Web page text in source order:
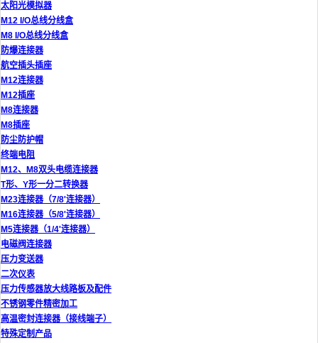
太阳光模拟器
M12 I/O总线分线盒
M8 I/O总线分线盒
防爆连接器
航空插头插座
M12连接器
M12插座
M8连接器
M8插座
防尘防护帽
终端电阻
M12、M8双头电缆连接器
T形、Y形一分二转换器
M23连接器（7/8'连接器）
M16连接器（5/8'连接器）
M5连接器（1/4'连接器）
电磁阀连接器
压力变送器
二次仪表
压力传感器放大线路板及配件
不锈钢零件精密加工
高温密封连接器（接线端子）
特殊定制产品